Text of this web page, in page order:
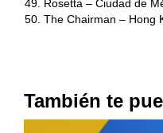
Rosetta – Ciudad de
The Chairman – Hong
También te